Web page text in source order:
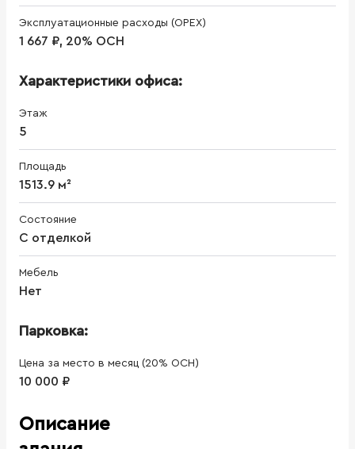
Эксплуатационные расходы (OPEX)
1 667 ₽, 20% ОСН
Характеристики офиса:
Этаж
5
Площадь
1513.9 м²
Состояние
С отделкой
Мебель
Нет
Парковка:
Цена за место в месяц (20% ОСН)
10 000 ₽
Описание